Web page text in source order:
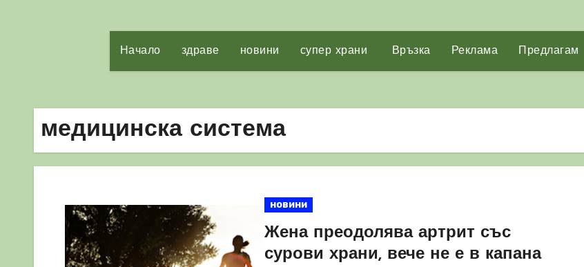
Начало здраве новини супер храни Връзка Реклама Предлагам
медицинска система
новини
Жена преодолява артрит със
сурови храни, вече не е в капана